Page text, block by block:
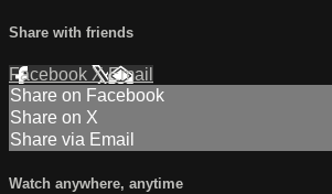
Share with friends
Facebook XEmail
Share on Facebook
Share on X
Share via Email
Watch anywhere, anytime